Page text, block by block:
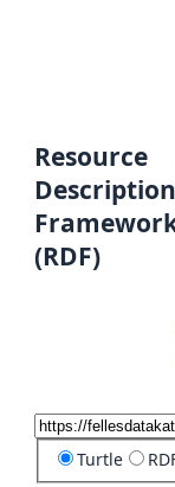
Resource
Description
(RDF)
Turtle